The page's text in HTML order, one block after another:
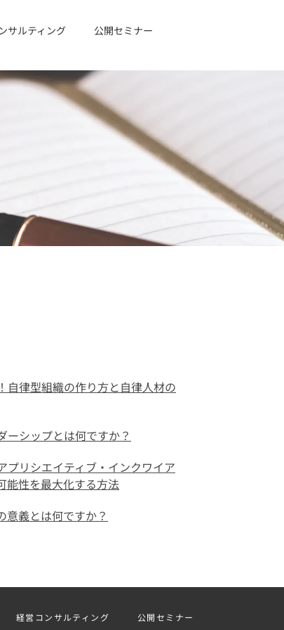
サルティング 公開セミナー
自律型組織の作り方と自律人材の
ーシップとは何ですか？
プリシエイティブ・インクワイア
能性を最大化する方法
意義とは何ですか？
経営コンサルティング 公開セミナー